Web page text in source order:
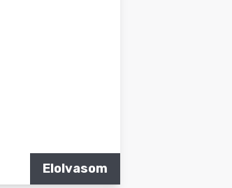
Elolvasom